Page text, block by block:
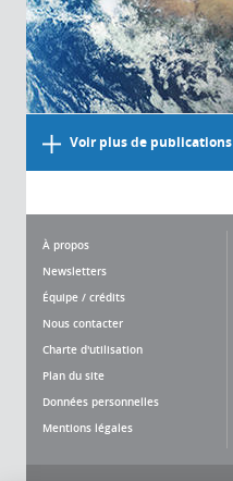
Voir plus de publications
À propos
Newsletters
Équipe / crédits
Nous contacter
Charte d'utilisation
Plan du site
Données personnelles
Mentions légales